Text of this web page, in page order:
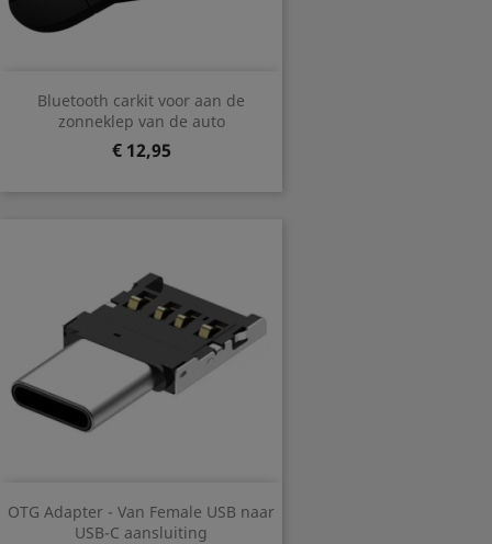
Bluetooth carkit voor aan de
zonneklep van de auto
Prijs
€ 12,95
OTG Adapter - Van Female USB naar
USB-C aansluiting